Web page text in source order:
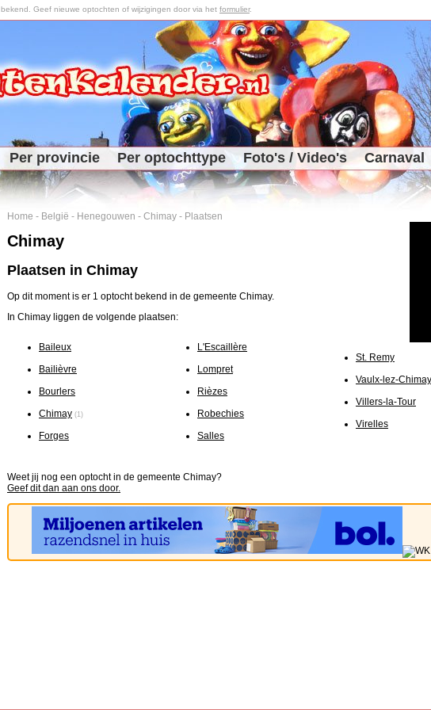
bekend. Geef nieuwe optochten of wijzigingen door via het formulier.
Per provincie Per optochttype Foto's / Video's Carnaval
Home - België - Henegouwen - Chimay - Plaatsen
Chimay
Plaatsen in Chimay
Op dit moment is er 1 optocht bekend in de gemeente Chimay.
In Chimay liggen de volgende plaatsen:
Baileux
Bailièvre
Bourlers
Chimay (1)
Forges
L'Escaillère
Lompret
Rièzes
Robechies
Salles
St. Remy
Vaulx-lez-Chimay
Villers-la-Tour
Virelles
Weet jij nog een optocht in de gemeente Chimay?
Geef dit dan aan ons door.